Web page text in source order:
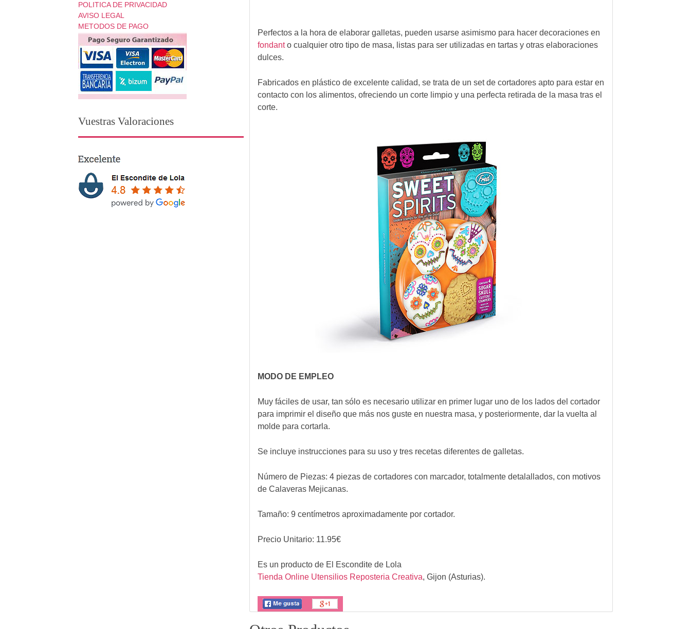
Perfectos a la hora de elaborar galletas, pueden usarse asimismo para hacer decoraciones en
fondanto cualquier otro tipo de masa, listas para ser utilizadas en tartas y otras elaboraciones
dulces.
Fabricados en plástico de excelente calidad, se trata de un set de cortadores apto para estar en
contacto con los alimentos, ofreciendo un corte limpio y una perfecta retirada de la masa tras el
corte.
MODO DE EMPLEO
Muy fáciles de usar, tan sólo es necesario utilizar en primer lugar uno de los lados del cortador
para imprimir el diseño que más nos guste en nuestra masa, y posteriormente, dar la vuelta al
molde para cortarla.
Se incluye instrucciones para su uso y tres recetas diferentes de galletas.
Número de Piezas: 4 piezas de cortadores con marcador, totalmente detalallados, con motivos
de Calaveras Mejicanas.
Tamaño: 9 centímetros aproximadamente por cortador.
Precio Unitario: 11.95€
Es un producto de El Escondite de Lola
Tienda Online Utensilios Reposteria Creativa, Gijon (Asturias).
POLITICA DE PRIVACIDAD
AVISO LEGAL
METODOS DE PAGO
Vuestras Valoraciones